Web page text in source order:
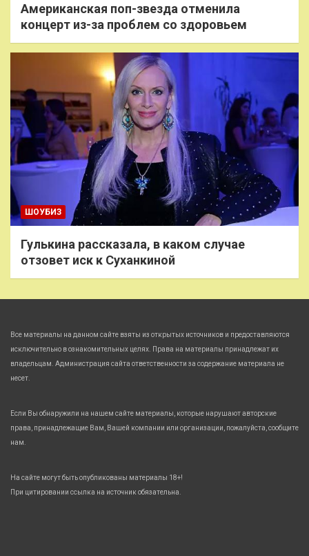
Американская поп-звезда отменила
концерт из-за проблем со здоровьем
ШОУБИЗ
Гулькина рассказала, в каком случае
отзовет иск к Суханкиной
Все материалы на данном сайте взяты из открытых источников и предоставляются
исключительно в ознакомительных целях. Права на материалы принадлежат их
владельцам. Администрация сайта ответственности за содержание материала не
несет.
Если Вы обнаружили на нашем сайте материалы, которые нарушают авторские
права, принадлежащие Вам, Вашей компании или организации, пожалуйста, сообщите
нам.
На сайте могут быть опубликованы материалы 18+!
При цитировании ссылка на источник обязательна.